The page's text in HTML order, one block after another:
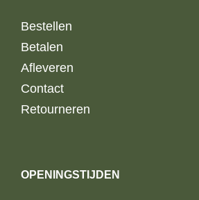
Bestellen
Betalen
Afleveren
Contact
Retourneren
OPENINGSTIJDEN